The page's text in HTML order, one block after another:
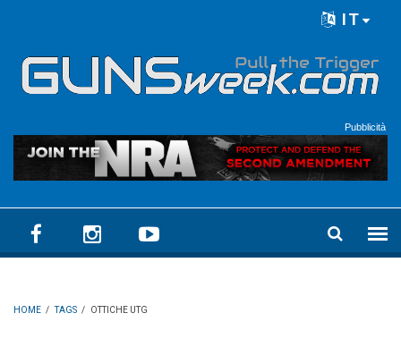
IT
Pubblicità
HOME / TAGS / OTTICHE UTG